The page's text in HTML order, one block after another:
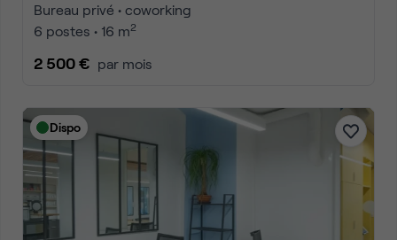
Bureau privé • coworking
6 postes • 16 m2
2 500 € par mois
Dispo